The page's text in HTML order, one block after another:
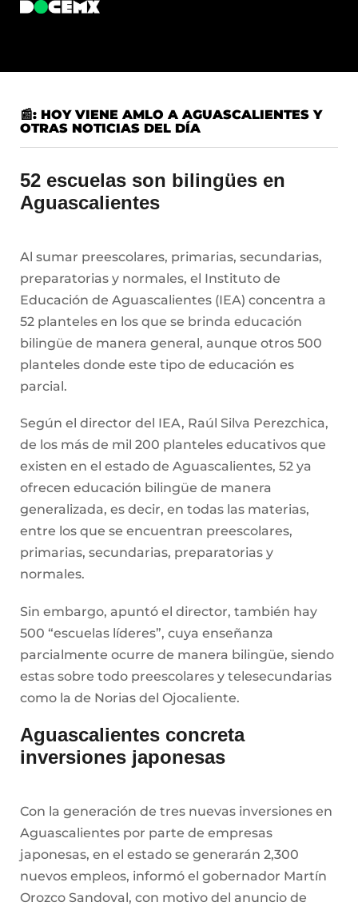
📰: HOY VIENE AMLO A AGUASCALIENTES Y
OTRAS NOTICIAS DEL DÍA
52 escuelas son bilingües en
Aguascalientes
Al sumar preescolares, primarias, secundarias,
preparatorias y normales, el Instituto de
Educación de Aguascalientes (IEA) concentra a
52 planteles en los que se brinda educación
bilingüe de manera general, aunque otros 500
planteles donde este tipo de educación es
parcial.
Según el director del IEA, Raúl Silva Perezchica,
de los más de mil 200 planteles educativos que
existen en el estado de Aguascalientes, 52 ya
ofrecen educación bilingüe de manera
generalizada, es decir, en todas las materias,
entre los que se encuentran preescolares,
primarias, secundarias, preparatorias y
normales.
Sin embargo, apuntó el director, también hay
500 “escuelas líderes”, cuya enseñanza
parcialmente ocurre de manera bilingüe, siendo
estas sobre todo preescolares y telesecundarias
como la de Norias del Ojocaliente.
Aguascalientes concreta
inversiones japonesas
Con la generación de tres nuevas inversiones en
Aguascalientes por parte de empresas
japonesas, en el estado se generarán 2,300
nuevos empleos, informó el gobernador Martín
Orozco Sandoval, con motivo del anuncio de